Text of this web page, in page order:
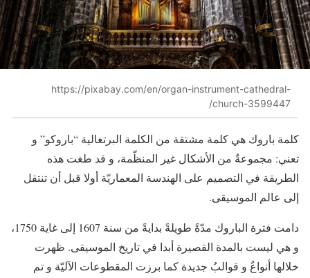
https://pixabay.com/en/organ-instrument-cathedral-
church-3599447/
كلمة باروك هي كلمة مشتقة من الكلمة البرتغالية “باروكو” و
تعني: مجموعةٌ من الأشكال غير المنظّمة، و قد طغت هذه
الطريقة في التصميم على الهندسة المعماريّة أولا قبل أن تنتقل
إلى عالم الموسيقى.
دامت فترة الباروك مدّةً طويلةً بدايةً من سنة 1607 إلى غاية 1750،
و هي ليست بالمدة القصيرة أبدا في تاريخ الموسيقى. ظهرت
خلالها أنواعٌ و قوالبُ جديدة كما برزت المقطوعات الآليّة و تم